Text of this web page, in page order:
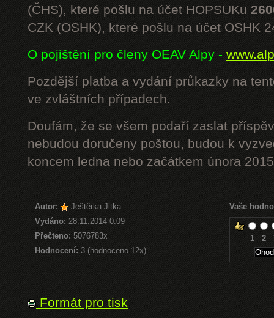
(ČHS), které pošlu na účet HOPSUKu
CZK (OSHK), které pošlu na účet OSHK
O pojištění pro členy OEAV Alpy -
Pozdější platba a vydání průkazky na
ve zvláštních případech.
Doufám, že se všem podaří zaslat
nebudou doručeny poštou, budou k
koncem ledna nebo začátkem února
Autor:
Ještěrka.Jitka
Vydáno: 28.11.2014 0:09
Přečteno:5076783x
Hodnocení: 3 (hodnoceno 12x)
Vaše
1 2
Formát pro tisk